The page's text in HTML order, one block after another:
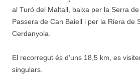
al Turó del Maltall, baixa per la Serra
Passera de Can Baiell i per la Riera de
Cerdanyola.
El recorregut és d’uns 18,5 km, es
singulars.